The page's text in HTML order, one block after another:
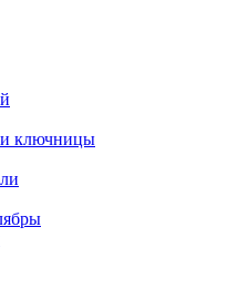
и ключницы